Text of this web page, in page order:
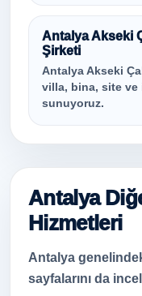
Antalya Akseki
Şirketi
Antalya Akseki
villa, bina, site ve
sunuyoruz.
Antalya
Hizmetleri
Antalya
sayfalarını da